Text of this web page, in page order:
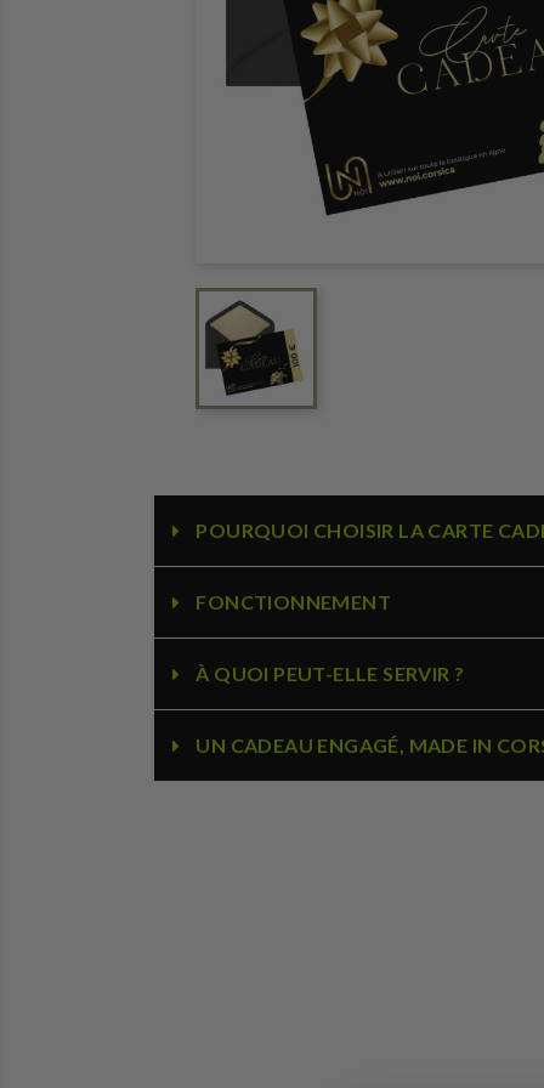
POURQUOI CHOISIR LA CARTE
FONCTIONNEMENT
À QUOI PEUT-ELLE SERVIR ?
UN CADEAU ENGAGÉ, MADE IN